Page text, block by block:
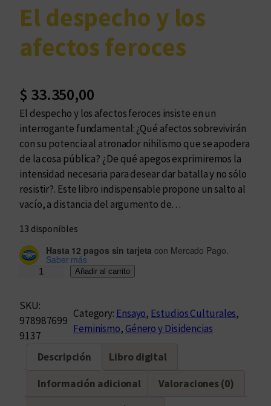
El despecho y los
afectos feroces
$ 33.350,00
El despecho y los afectos feroces insiste en un
interrogante fundamental: ¿Qué afectos sobrevivirán
con su potencia al atronador nihilismo que se apodera
de la cosa pública? ¿De qué apegos exprimiremos la
intensidad necesaria para desear dar batalla y no sólo
resistir?. Este libro indispensable propone un salto al
vacío, a distancia del argumento de…
13 disponibles
Hasta 12 pagos sin tarjeta con Mercado Pago.
Saber más
d
e
s
Añadir al carrito
SKU:
978987699
9137
Category: Ensayo, Estudios Culturales
Feminismo, Género y Disidencias
Descripción Libro digital
Información adicional Valoraciones (0)